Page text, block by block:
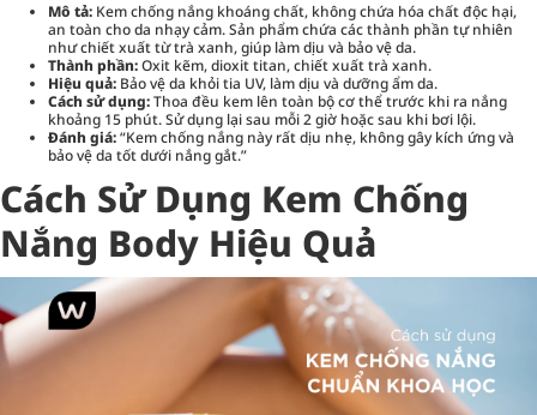
Mô tả: Kem chống nắng khoáng chất, không chứa hóa chất độc hại,
an toàn cho da nhạy cảm. Sản phẩm chứa các thành phần tự nhiên
như chiết xuất từ trà xanh, giúp làm dịu và bảo vệ da.
Thành phần:Oxit kẽm, dioxit titan, chiết xuất trà xanh.
Hiệu quả: Bảo vệ da khỏi tia UV, làm dịu và dưỡng ẩm da.
Cách sử dụng:Thoa đều kem lên toàn bộ cơ thể trước khi ra nắng
khoảng 15 phút. Sử dụng lại sau mỗi 2 giờ hoặc sau khi bơi lội.
Đánh giá:“Kem chống nắng này rất dịu nhẹ, không gây kích ứng và
bảo vệ da tốt dưới nắng gắt.”
Cách Sử Dụng Kem Chống
Nắng Body Hiệu Quả